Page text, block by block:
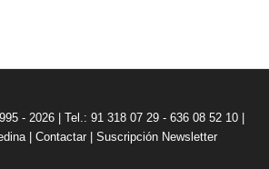
- 2026 | Tel.: 91 318 07 29 - 636 08 52 10 |
Contactar Suscripción Newsletter